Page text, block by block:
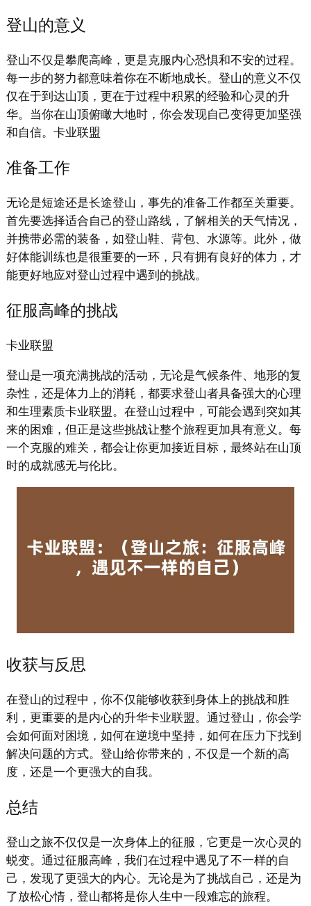
登山的意义
登山不仅是攀爬高峰，更是克服内心恐惧和不安的过程。
每一步的努力都意味着你在不断地成长。登山的意义不仅
仅在于到达山顶，更在于过程中积累的经验和心灵的升
华。当你在山顶俯瞰大地时，你会发现自己变得更加坚强
和自信。卡业联盟
准备工作
无论是短途还是长途登山，事先的准备工作都至关重要。
首先要选择适合自己的登山路线，了解相关的天气情况，
并携带必需的装备，如登山鞋、背包、水源等。此外，做
好体能训练也是很重要的一环，只有拥有良好的体力，才
能更好地应对登山过程中遇到的挑战。
征服高峰的挑战
卡业联盟
登山是一项充满挑战的活动，无论是气候条件、地形的复
杂性，还是体力上的消耗，都要求登山者具备强大的心理
和生理素质卡业联盟。在登山过程中，可能会遇到突如其
来的困难，但正是这些挑战让整个旅程更加具有意义。每
一个克服的难关，都会让你更加接近目标，最终站在山顶
时的成就感无与伦比。
收获与反思
在登山的过程中，你不仅能够收获到身体上的挑战和胜
利，更重要的是内心的升华卡业联盟。通过登山，你会学
会如何面对困境，如何在逆境中坚持，如何在压力下找到
解决问题的方式。登山给你带来的，不仅是一个新的高
度，还是一个更强大的自我。
总结
登山之旅不仅仅是一次身体上的征服，它更是一次心灵的
蜕变。通过征服高峰，我们在过程中遇见了不一样的自
己，发现了更强大的内心。无论是为了挑战自己，还是为
了放松心情，登山都将是你人生中一段难忘的旅程。